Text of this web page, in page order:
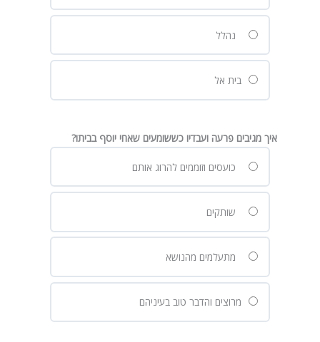
נהלל
בית אל
איך מגיבים פרעה ועבדיו כששומעים שאחי יוסף בביתו?
כועסים וזוממים להרוג אותם
שותקים
מתעלמים מהנושא
מרוצים והדבר טוב בעיניהם